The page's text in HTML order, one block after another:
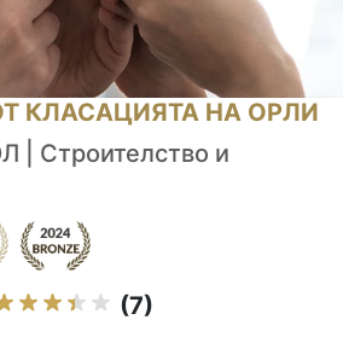
КЛАСАЦИЯТА НА ОРЛИ
Строителство и
(7)